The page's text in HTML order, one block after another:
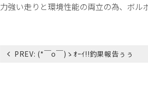
力強い走りと環境性能の両立の為、ボ
投
PREV: (*￣o￣)ゝｵｰｲ!!釣果報告ぅぅ